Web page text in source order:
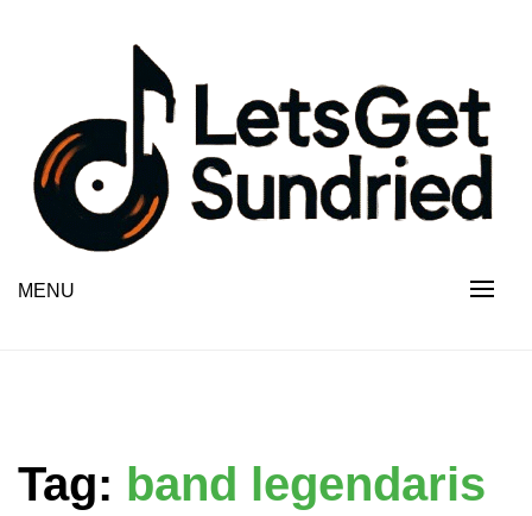
MENU
Tag: band legendaris